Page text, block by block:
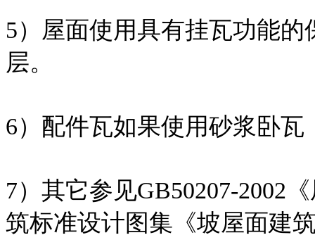
5）屋面使用具有挂瓦功能
层。
6）配件瓦如果使用砂浆卧
7）其它参见GB50207-2002
筑标准设计图集《坡屋面建